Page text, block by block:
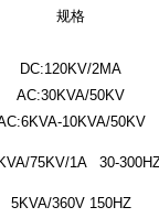
规格
DC:120KV/2MA
AC:30KVA/50KV
10KVA/50KV
75KV/1A 30-
5KVA/360V 150HZ